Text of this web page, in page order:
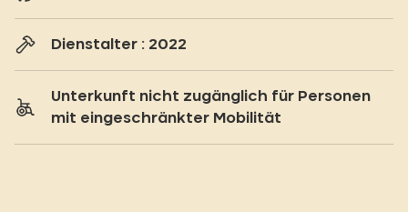
Dienstalter : 2022
Unterkunft nicht zugänglich für Personen
mit eingeschränkter Mobilität